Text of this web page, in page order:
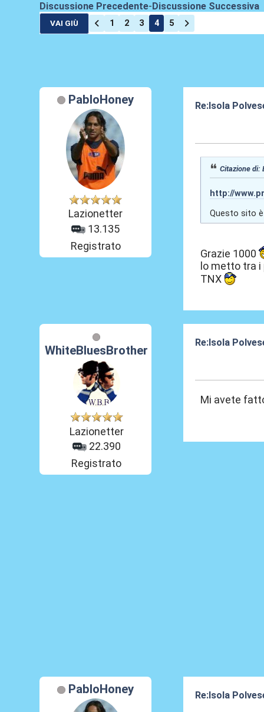
Discussione Precedente- Discussione Successiva
VAI GIÙ 1 2 3 4 5
PabloHoney
Lazionetter
13.135
Registrato
Re:Isola
Citazione di:
http://
Questo sito
Grazie 1000
lo metto tra
TNX
WhiteBluesBrother
Lazionetter
22.390
Registrato
Re:Isola
Mi avete
PabloHoney
Re:Isola